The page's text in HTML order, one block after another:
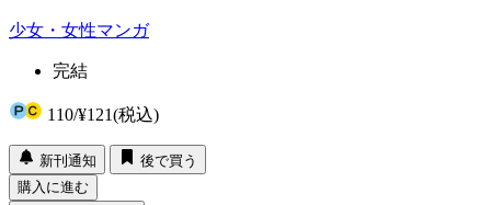
少女・女性マンガ
完結
110/¥121(税込)
新刊通知
後で買う
購入に進む